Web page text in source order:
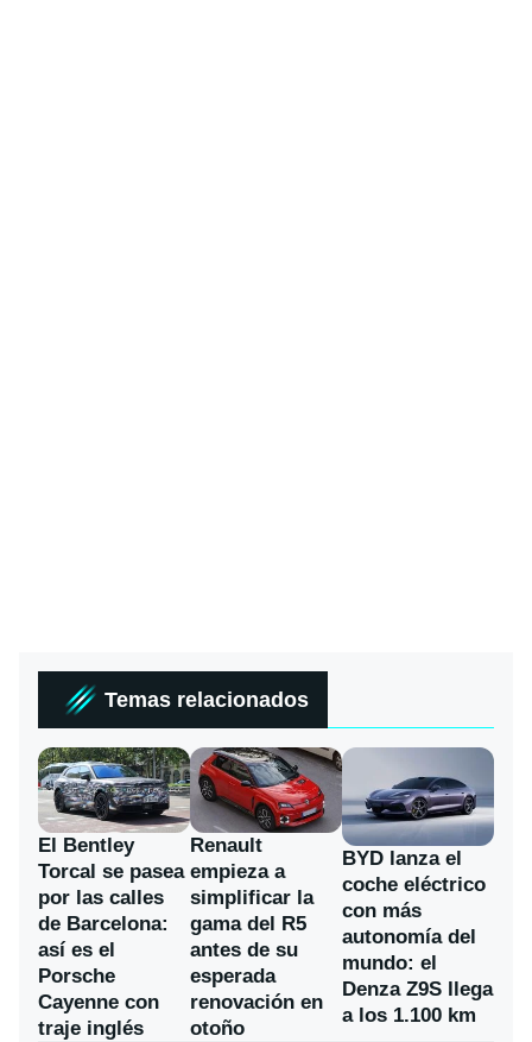
Temas relacionados
El Bentley
Torcal se pasea
por las calles
de Barcelona:
así es el
Porsche
Cayenne con
traje inglés
Renault
empieza a
simplificar la
gama del R5
antes de su
esperada
renovación en
otoño
BYD lanza el
coche eléctrico
con más
autonomía del
mundo: el
Denza Z9S llega
a los 1.100 km